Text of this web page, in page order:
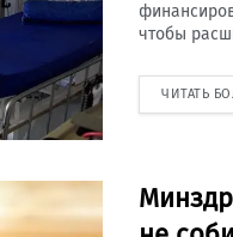
чтобы
ЧИТАТЬ